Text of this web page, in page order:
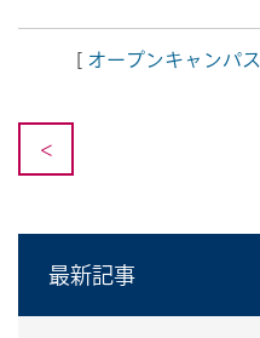
[ オープンキャンパス
<
最新記事